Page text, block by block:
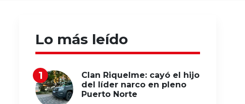
Lo más leído
Clan Riquelme: cayó el hijo
del líder narco en pleno
Puerto Norte